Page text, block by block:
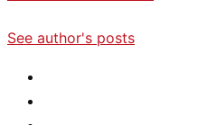
See author's posts